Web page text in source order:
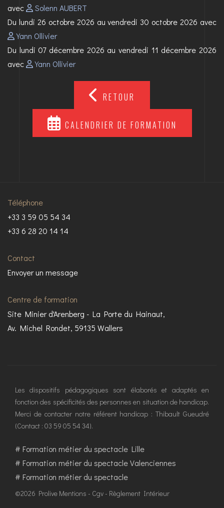
avec
Solenn AUBERT
Du lundi 26 octobre 2026 au vendredi 30 octobre 2026 avec
Yann Ollivier
Du lundi 07 décembre 2026 au vendredi 11 décembre 2026
avec
Yann Ollivier
RETOUR
CALENDRIER DE FORMATION
Téléphone
+33 3 59 05 54 34
+33 6 28 20 14 14
Contact
Envoyer un message
Centre de formation
Site Minier d'Arenberg - La Porte du Hainaut,
Av. Michel Rondet, 59135 Wallers
Les dispositifs pédagogiques sont élaborés et adaptés en
fonction des spécificités des personnes en situation de handicap.
Merci de contacter notre référent handicap : Thibault Gueudré
(Contact : 03 59 05 54 34).
# Formation métier du spectacle Lille
# Formation métier du spectacle Valenciennes
# Formation métier du spectacle
©2026 Prolive Mentions - Cgv - Règlement Intérieur